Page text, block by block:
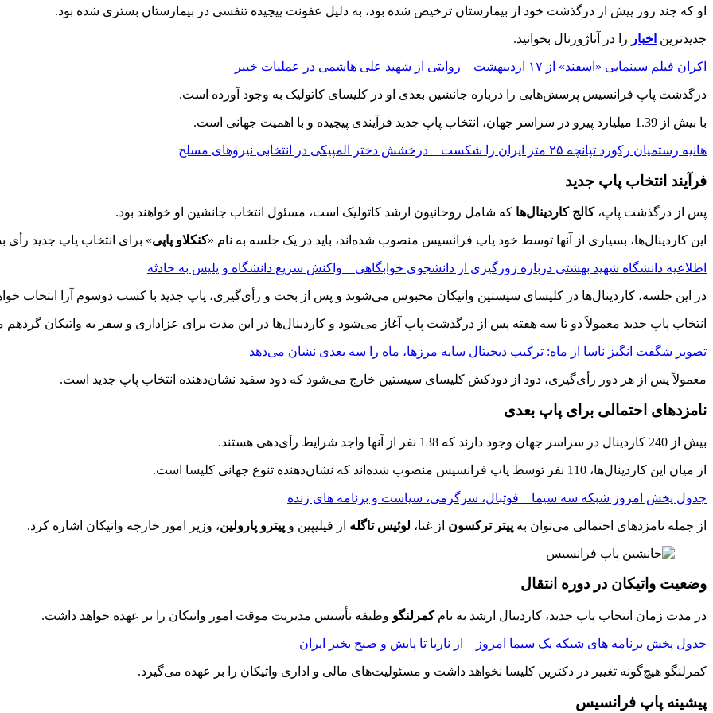
او که چند روز پیش از درگذشت خود از بیمارستان ترخیص شده بود، به دلیل عفونت پیچیده تنفسی در بیمارستان بستری شده بود.
جدیدترین اخبار را در آناژورنال بخوانید.
اکران فیلم سینمایی «اسفند» از ۱۷ اردیبهشت _ روایتی از شهید علی هاشمی در عملیات خیبر
درگذشت پاپ فرانسیس پرسش‌هایی را درباره جانشین بعدی او در کلیسای کاتولیک به وجود آورده است.
با بیش از 1.39 میلیارد پیرو در سراسر جهان، انتخاب پاپ جدید فرآیندی پیچیده و با اهمیت جهانی است.
هانیه رستمیان رکورد تپانچه ۲۵ متر ایران را شکست _ درخشش دختر المپیکی در انتخابی نیروهای مسلح
فرآیند انتخاب پاپ جدید
پس از درگذشت پاپ،کالج کاردینال‌ها که شامل روحانیون ارشد کاتولیک است، مسئول انتخاب جانشین او خواهند بود.
این کاردینال‌ها، بسیاری از آنها توسط خود پاپ فرانسیس منصوب شده‌اند، باید در یک جلسه به نام «کنکلاو پاپی» برای انتخاب پاپ جدید رأی
اطلاعیه دانشگاه شهید بهشتی درباره زورگیری از دانشجوی خوابگاهی _ واکنش سریع دانشگاه و پلیس به حادثه
در این جلسه، کاردینال‌ها در کلیسای سیستین واتیکان محبوس می‌شوند و پس از بحث و رأی‌گیری، پاپ جدید با کسب دوسوم آرا انتخاب
انتخاب پاپ جدید معمولاً دو تا سه هفته پس از درگذشت پاپ آغاز می‌شود و کاردینال‌ها در این مدت برای عزاداری و سفر به واتیکان گردهم
تصویر شگفت‌ انگیز ناسا از ماه: ترکیب دیجیتال سایه‌ مرزها، ماه را سه‌ بعدی نشان می‌دهد
معمولاً پس از هر دور رأی‌گیری، دود از دودکش کلیسای سیستین خارج می‌شود که دود سفید نشان‌دهنده انتخاب پاپ جدید است.
نامزدهای احتمالی برای پاپ بعدی
بیش از 240 کاردینال در سراسر جهان وجود دارند که 138 نفر از آنها واجد شرایط رأی‌دهی هستند.
از میان این کاردینال‌ها، 110 نفر توسط پاپ فرانسیس منصوب شده‌اند که نشان‌دهنده تنوع جهانی کلیسا است.
جدول پخش امروز شبکه سه سیما _ فوتبال، سرگرمی، سیاست و برنامه‌ های زنده
از جمله نامزدهای احتمالی می‌توان به پیتر ترکسون از غنا، لوئیس تاگله از فیلیپین و پیترو پارولین، وزیر امور خارجه واتیکان اشاره کرد.
وضعیت واتیکان در دوره انتقال
در مدت زمان انتخاب پاپ جدید، کاردینال ارشد به نامکمرلنگو وظیفه تأسیس مدیریت موقت امور واتیکان را بر عهده خواهد داشت.
جدول پخش برنامه‌ های شبکه یک سیما امروز _ از ناریا تا پایش و صبح بخیر ایران
کمرلنگو هیچ‌گونه تغییر در دکترین کلیسا نخواهد داشت و مسئولیت‌های مالی و اداری واتیکان را بر عهده می‌گیرد.
پیشینه پاپ فرانسیس